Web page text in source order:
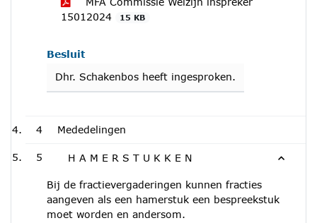
15012024
15 KB
Besluit
Dhr. Schakenbos heeft ingesproken.
4 Mededelingen
5 H A M E R S T U K K E N
Bij de fractievergaderingen kunnen fracties
aangeven als een hamerstuk een bespreekstuk
moet worden en andersom.